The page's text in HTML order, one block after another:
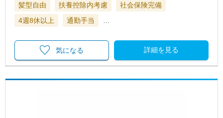
髪型自由 扶養控除内考慮
社会保険完備
4週8休以上
通勤手当
詳細を見る
気になる